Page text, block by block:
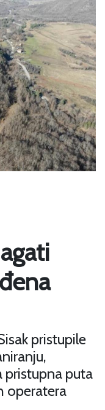
pristupile
pristupna puta
operatera